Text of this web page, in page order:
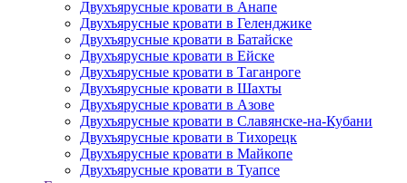
Двухъярусные кровати в Анапе
Двухъярусные кровати в Геленджике
Двухъярусные кровати в Батайске
Двухъярусные кровати в Ейске
Двухъярусные кровати в Таганроге
Двухъярусные кровати в Шахты
Двухъярусные кровати в Азове
Двухъярусные кровати в Славянске-на-Кубани
Двухъярусные кровати в Тихорецк
Двухъярусные кровати в Майкопе
Двухъярусные кровати в Туапсе